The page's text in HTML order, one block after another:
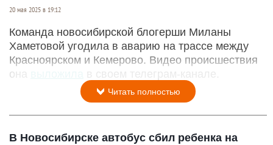
20 мая 2025 в 19:12
Команда новосибирской блогерши Миланы
Хаметовой угодила в аварию на трассе между
Красноярском и Кемерово. Видео происшествия
она
в своем телеграм-канале.
Читать полностью
В Новосибирске автобус сбил ребенка на